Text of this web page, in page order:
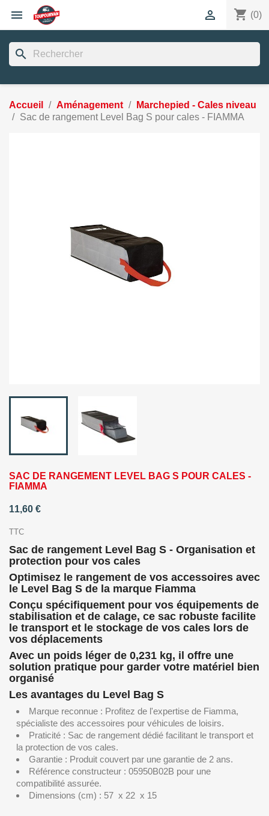
 shopping_cart (0)

search
Accueil Aménagement
Marchepied - Cales niveau
Sac de rangement Level Bag S pour cales - FIAMMA
SAC DE RANGEMENT LEVEL BAG S POUR CALES -
FIAMMA
11,60 €
TTC
Sac de rangement Level Bag S - Organisation et
protection pour vos cales
Optimisez le rangement de vos accessoires avec
le Level Bag S de la marque Fiamma
Conçu spécifiquement pour vos équipements de
stabilisation et de calage, ce sac robuste facilite
le transport et le stockage de vos cales lors de
vos déplacements
Avec un poids léger de 0,231 kg, il offre une
solution pratique pour garder votre matériel bien
organisé
Les avantages du Level Bag S
Marque reconnue : Profitez de l'expertise de Fiamma,
spécialiste des accessoires pour véhicules de loisirs.
Praticité : Sac de rangement dédié facilitant le transport et
la protection de vos cales.
Garantie : Produit couvert par une garantie de 2 ans.
Référence constructeur : 05950B02B pour une
compatibilité assurée.
Dimensions (cm) : 57 x 22 x 15